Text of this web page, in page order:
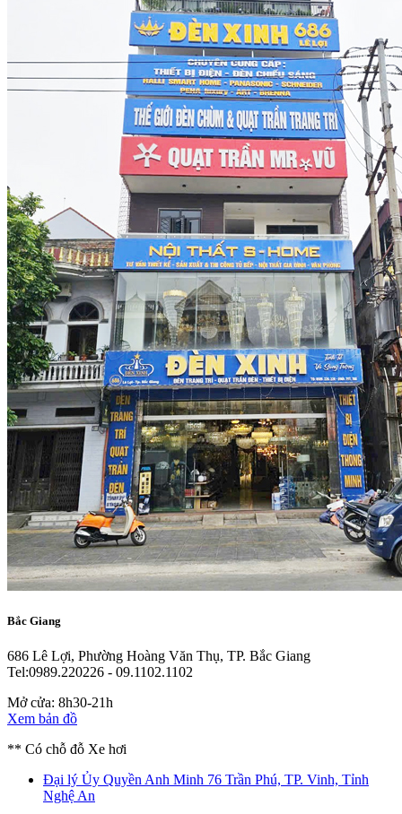
Bắc Giang
686 Lê Lợi, Phường Hoàng Văn Thụ, TP. Bắc Giang
Tel:0989.220226 - 09.1102.1102
Mở cửa: 8h30-21h
Xem bản đồ
** Có chỗ đỗ Xe hơi
Đại lý Ủy Quyền Anh Minh 76 Trần Phú, TP. Vinh, Tỉnh
Nghệ An